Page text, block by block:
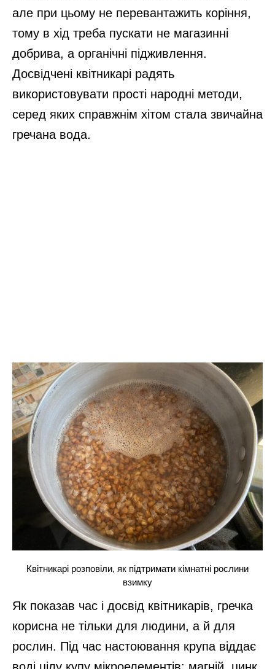
але при цьому не перевантажить коріння,
тому в хід треба пускати не магазинні
добрива, а органічні підживлення.
Досвідчені квітникарі радять
використовувати прості народні методи,
серед яких справжнім хітом стала звичайна
гречана вода.
Квітникарі розповіли, як підтримати кімнатні рослини
взимку
Як показав час і досвід квітникарів, гречка
корисна не тільки для людини, а й для
рослин. Під час настоювання крупа віддає